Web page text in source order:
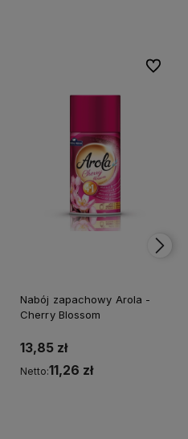
Nabój zapachowy Arola -
Cherry Blossom
13,85 zł
Netto:11,26 zł
Do
Do